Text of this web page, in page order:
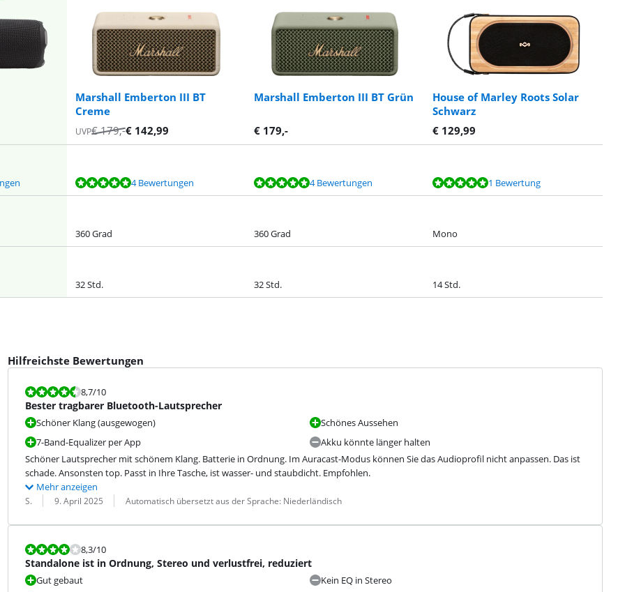
Marshall Emberton III BT
Creme
Marshall Emberton III BT Grün
House of Marley Roots Solar
Schwarz
UVP€179,-€ 142,99 € 179,- € 129,99
4 Bewertungen 4 Bewertungen 1 Bewertung
360 Grad 360 Grad Mono
32 Std. 32 Std. 14 Std.
Hilfreichste Bewertungen
Bewertet mit 8,7 von 10.
8,7/10
Bester tragbarer Bluetooth-Lautsprecher
Schöner Klang (ausgewogen)
7-Band-Equalizer per App
Schönes Aussehen
Akku könnte länger halten
Schöner Lautsprecher mit schönem Klang. Batterie in Ordnung. Im Auracast-Modus können Sie das Audioprofil nicht anpassen. Das ist
schade. Ansonsten top. Passt in Ihre Tasche, ist wasser- und staubdicht. Empfohlen.
Mehr anzeigen
Bewertung von:
S.
Datum: 9. April 2025
Übersetzung: Automatisch übersetzt aus der Sprache: Niederländisch
Bewertet mit 8,3 von 10.
8,3/10
Standalone ist in Ordnung, Stereo und verlustfrei, reduziert
Gut gebaut
Kein EQ in Stereo